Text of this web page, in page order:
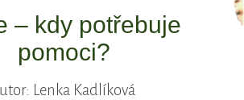
– kdy potřebuje
pomoci?
Lenka Kadlíková